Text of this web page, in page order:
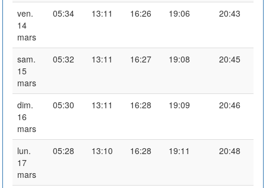
ven.
14
mars
05:34 13:11 16:26 19:06 20:43
sam.
15
mars
05:32 13:11 16:27 19:08 20:45
dim.
16
mars
05:30 13:11 16:28 19:09 20:46
lun.
17
mars
05:28 13:10 16:28 19:11 20:48